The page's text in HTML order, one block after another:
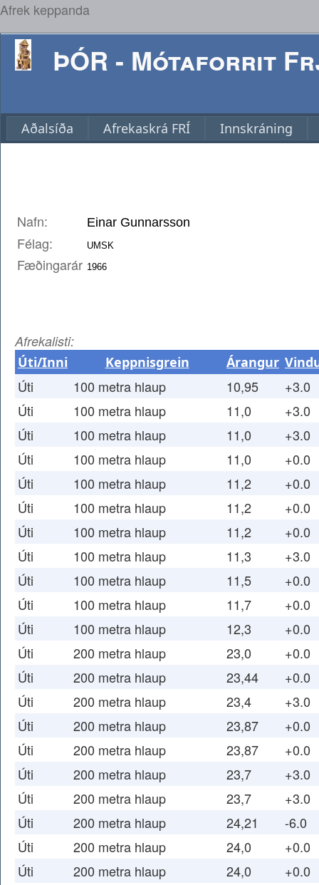
Afrek keppanda
ÞÓR - Mótaforrit
Aðalsíða Afrekaskrá FRÍ Innskráning
Nafn:
Félag:
Fæðingarár
Afrekalisti:
Úti/Inni Keppnisgrein Árangur
Úti 100 metra hlaup 10,95
+3.0
Úti
100 metra hlaup 11,0
+3.0
Úti
100 metra hlaup 11,0
+3.0
Úti
100 metra hlaup 11,0
+0.0
Úti
100 metra hlaup 11,2
+0.0
Úti
100 metra hlaup 11,2
+0.0
Úti
100 metra hlaup 11,2
+0.0
Úti
100 metra hlaup 11,3
+3.0
Úti
100 metra hlaup 11,5
+0.0
Úti
100 metra hlaup 11,7
+0.0
Úti
100 metra hlaup 12,3
+0.0
Úti
200 metra hlaup 23,0
+0.0
Úti
200 metra hlaup 23,44
+0.0
Úti
200 metra hlaup 23,4
+3.0
Úti
200 metra hlaup 23,87
+0.0
Úti
200 metra hlaup 23,87
+0.0
Úti
200 metra hlaup 23,7
+3.0
Úti
200 metra hlaup 23,7
+3.0
Úti
200 metra hlaup 24,21
-6.0
Úti
200 metra hlaup 24,0
+0.0
Úti
200 metra hlaup 24,0
+0.0